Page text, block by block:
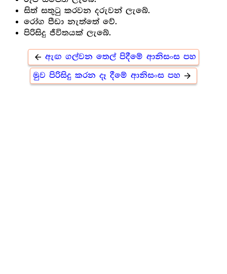
සිත් සතුටු කරවන දරුවන් ලැබේ.
රෝග පීඩා නැත්තේ වේ.
පිරිසිදු ජීවිතයක් ලැබේ.
arrow_back ඇඟ ගල්වන තෙල් පිදීමේ ආනිසංස පහ
මුව පිරිසිදු කරන දෑ දීමේ ආනිසංස පහ arrow_forward